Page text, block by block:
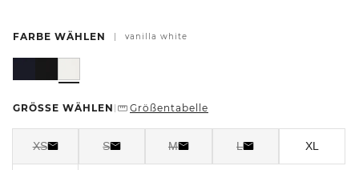
FARBE WÄHLEN vanilla white
GRÖSSE WÄHLEN Größentabelle
XS S M L XL